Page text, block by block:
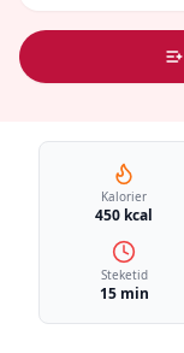
Kalorier
450 kcal
Steketid
15 min